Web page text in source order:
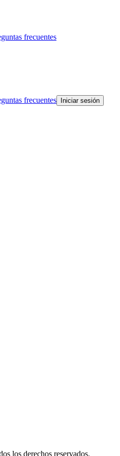
frecuentes
frecuentes Iniciar sesión
los derechos reservados.